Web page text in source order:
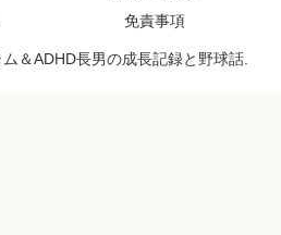
免責事項
＆ADHD長男の成長記録と野球話.